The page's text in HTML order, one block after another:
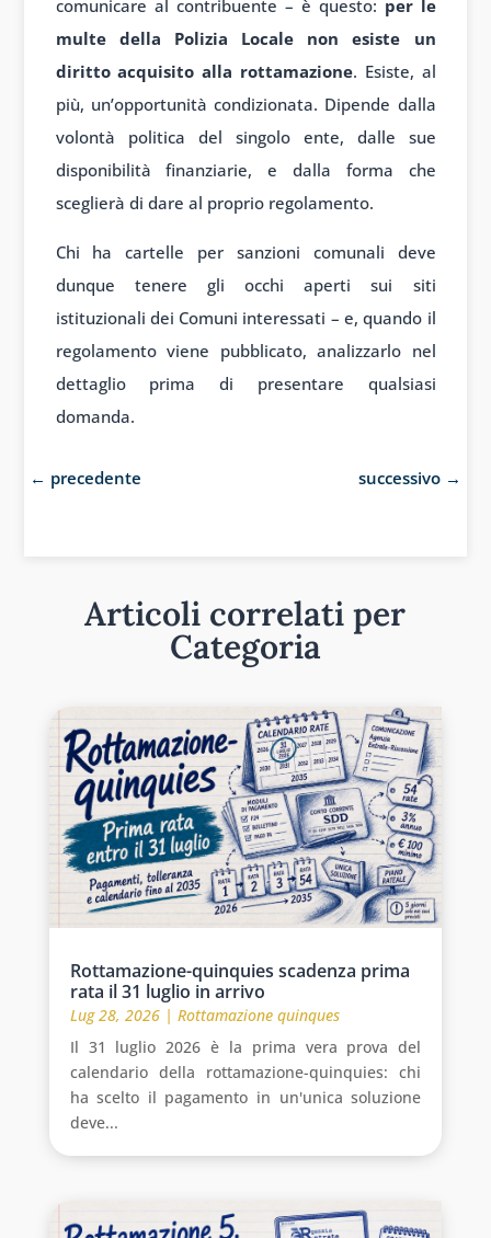
comunicare al contribuente – è questo: per le
multe della Polizia Locale non esiste un
diritto acquisito alla rottamazione. Esiste, al
più, un’opportunità condizionata. Dipende dalla
volontà politica del singolo ente, dalle sue
disponibilità finanziarie, e dalla forma che
sceglierà di dare al proprio regolamento.
Chi ha cartelle per sanzioni comunali deve
dunque tenere gli occhi aperti sui siti
istituzionali dei Comuni interessati – e, quando il
regolamento viene pubblicato, analizzarlo nel
dettaglio prima di presentare qualsiasi
domanda.
← precedente successivo →
Articoli correlati per
Categoria
Rottamazione-quinquies scadenza prima
rata il 31 luglio in arrivo
Lug 28, 2026| Rottamazione quinques
Il 31 luglio 2026 è la prima vera prova del
calendario della rottamazione-quinquies: chi
ha scelto il pagamento in un'unica soluzione
deve...